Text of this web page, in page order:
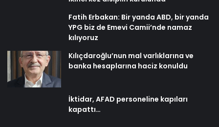
Fatih Erbakan: Bir yanda ABD, bir yanda
YPG biz de Emevi Camii’nde namaz
kılıyoruz
Kılıçdaroğlu’nun mal varlıklarına ve
banka hesaplarına haciz konuldu
İktidar, AFAD personeline kapıları
kapattı…